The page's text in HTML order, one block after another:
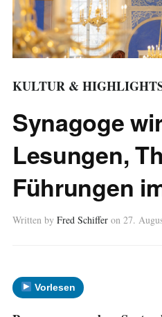
KULTUR &
Synagoge
Lesungen,
Führungen
Written by Fred Schiffer on 27.
Vorlesen